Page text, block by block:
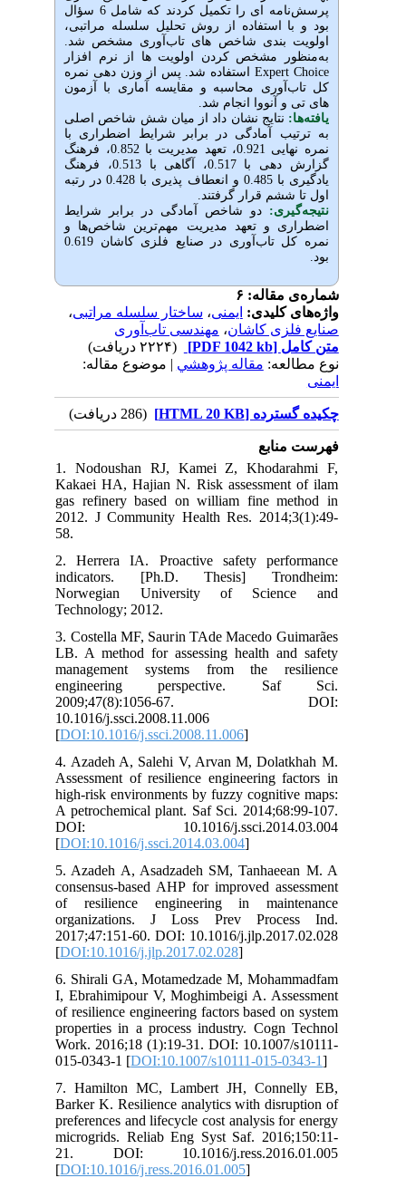
ای را تکمیل کردند که شامل 6 سؤال
استفاده از روش تحلیل سلسله مراتبی،
های تاب‌آوری مشخص شد.
مشخص کردن اولویت ها از نرم افزار
استفاده شد. پس از وزندهی نمره
محاسبه و مقایسه آماری با آزمون
آنووا انجام شد.
نتایج نشان داد از میان شش شاخص اصلی
آمادگی در برابر شرایط اضطراری با
نمره نهایی 0.921، تعهد مدیریت با 0.852، فرهنگ
دهی با 0.517، آگاهی با 0.513، فرهنگ
پذیری با 0.428 در رتبه
قرار گرفتند.
دو شاخص آمادگی در برابر شرایط
و تعهد مدیریت مهم‌ترین شاخص‌ها و
نمره کل تاب‌آوری در صنایع فلزی کاشان 0.619
ایمنی،ساختار سلسله مراتبی،
،مهندسی تاب‌آوری
(۲۲۲۴ دریافت)
مقاله پژوهشي| موضوع مقاله:
(286 دریافت)
1. Nodoushan RJ, Kamei Z,
Kakaei HA, Hajian N. Risk
gas refinery based on william fine
2012. J Community Health Res.
2. Herrera IA. Proactive safety
indicators. [Ph.D. Thesis]
Norwegian University of
3. Costella MF, Saurin TAde Macedo
LB. A method for assessing health
management systems from the
engineering perspective.
2009;47(8):1056-67.
10.1016/j.ssci.2008.11.006
[DOI:10.1016/j.ssci.2008.11.006
4. Azadeh A, Salehi V, Arvan M,
Assessment of resilience engineering
high-risk environments by fuzzy
A petrochemical plant. Saf Sci.
DOI: 10.1016/
[DOI:10.1016/j.ssci.2014.03.004
5. Azadeh A, Asadzadeh SM,
consensus-based AHP for improved
of resilience engineering in
organizations. J Loss Prev
2017;47:151-60. DOI: 10.1016/
[DOI:10.1016/j.jlp.2017.02.028
6. Shirali GA, Motamedzade M,
I, Ebrahimipour V, Moghimbeigi A.
of resilience engineering factors based
properties in a process industry. Cogn
Work. 2016;18 (1):19-31. DOI:
015-0343-1 [DOI:10.1007/s10111-015-
7. Hamilton MC, Lambert JH,
Barker K. Resilience analytics with
preferences and lifecycle cost analysis
microgrids. Reliab Eng Syst Saf.
21. DOI: 10.1016/
[DOI:10.1016/j.ress.2016.01.005